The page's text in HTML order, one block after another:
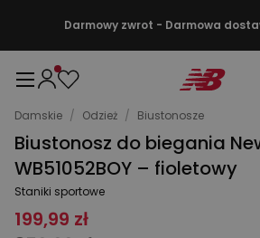
Darmowy zwrot - Darmowa
Damskie / Odzież / Biustonosze
Biustonosz do biegania
WB51052BOY – fioletowy
Staniki sportowe
199,99 zł